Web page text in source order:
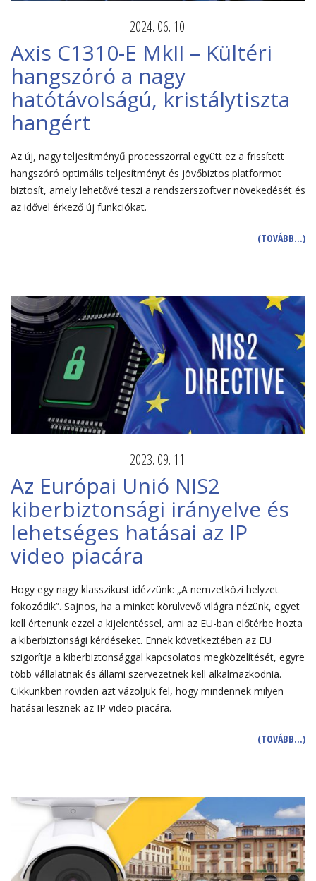
2024. 06. 10.
Axis C1310-E MkII – Kültéri
hangszóró a nagy
hatótávolságú, kristálytiszta
hangért
Az új, nagy teljesítményű processzorral együtt ez a frissített
hangszóró optimális teljesítményt és jövőbiztos platformot
biztosít, amely lehetővé teszi a rendszerszoftver növekedését és
az idővel érkező új funkciókat.
(TOVÁBB…)
2023. 09. 11.
Az Európai Unió NIS2
kiberbiztonsági irányelve és
lehetséges hatásai az IP
video piacára
Hogy egy nagy klasszikust idézzünk: „A nemzetközi helyzet
fokozódik”. Sajnos, ha a minket körülvevő világra nézünk, egyet
kell értenünk ezzel a kijelentéssel, ami az EU-ban előtérbe hozta
a kiberbiztonsági kérdéseket. Ennek következtében az EU
szigorítja a kiberbiztonsággal kapcsolatos megközelítését, egyre
több vállalatnak és állami szervezetnek kell alkalmazkodnia.
Cikkünkben röviden azt vázoljuk fel, hogy mindennek milyen
hatásai lesznek az IP video piacára.
(TOVÁBB…)